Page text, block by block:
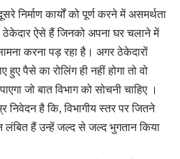
निर्माण कार्यों को पूर्ण करने में असमर्थता
ठेकेदार ऐसे हैं जिनको अपना घर चलाने में
करना पड़ रहा है। अगर ठेकेदारों
हुए पैसे का रोलिंग ही नहीं होगा तो वो
जो बात विभाग को सोचनी चाहिए ।
निवेदन है कि, विभागीय स्तर पर जितने
लंबित हैं उन्हें जल्द से जल्द भुगतान किया